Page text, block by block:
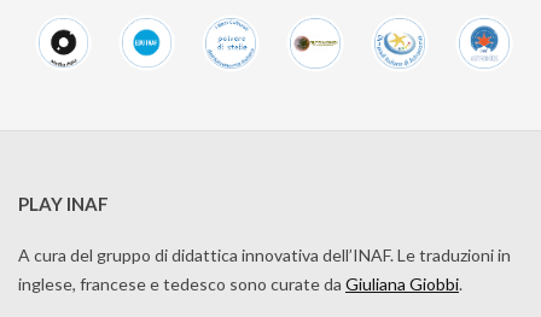
PLAY INAF
A cura del gruppo di didattica innovativa dell’INAF. Le traduzioni in
inglese, francese e tedesco sono curate da Giuliana Giobbi.